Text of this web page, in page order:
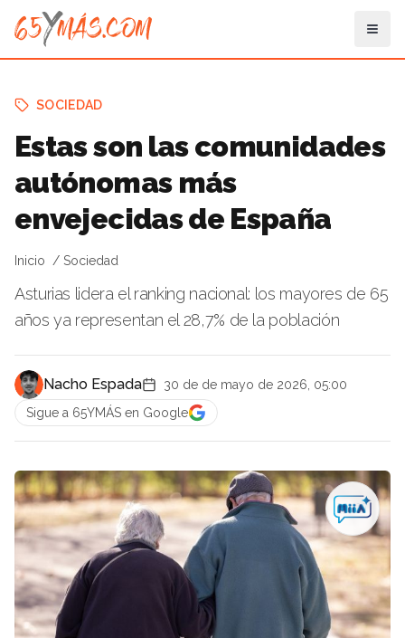
SOCIEDAD
Estas son las comunidades
autónomas más
envejecidas de España
Inicio Sociedad
Asturias lidera el ranking nacional: los mayores de 65
años ya representan el 28,7% de la población
Nacho Espada
30 de de mayo de 2026, 05:00
Sigue a 65YMÁS en Google